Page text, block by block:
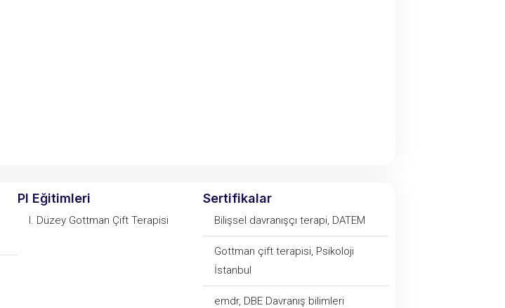
PI Eğitimleri
I. Düzey Gottman Çift Terapisi
Sertifikalar
Bilişsel davranışçı terapi, DATEM
Gottman çift terapisi, Psikoloji
İstanbul
emdr, DBE Davranış bilimleri